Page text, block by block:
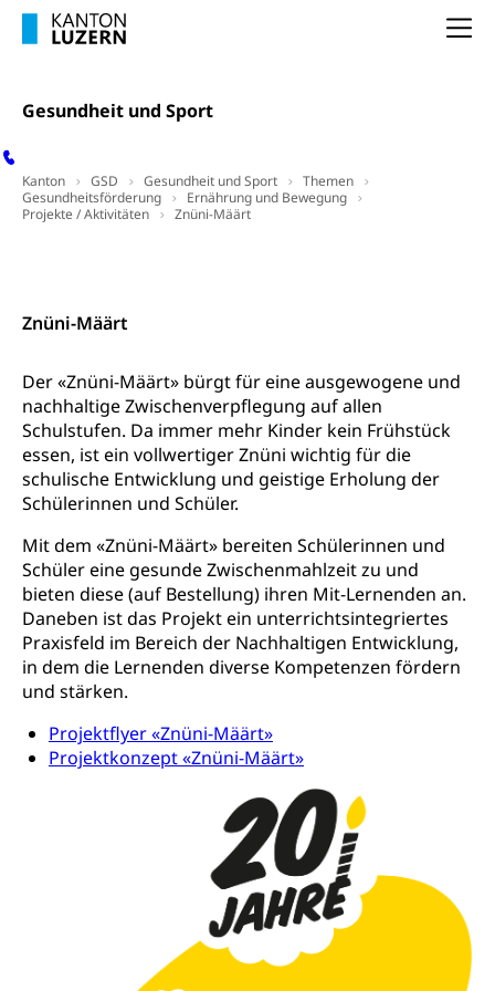
Gesundheit und Sport
Kanton GSD Gesundheit und Sport
Themen
Gesundheitsförderung
Ernährung und Bewegung
Projekte / Aktivitäten
Znüni-Määrt
Znüni-Määrt
Der «Znüni-Määrt» bürgt für eine ausgewogene und
nachhaltige Zwischenverpflegung auf allen
Schulstufen. Da immer mehr Kinder kein Frühstück
essen, ist ein vollwertiger Znüni wichtig für die
schulische Entwicklung und geistige Erholung der
Schülerinnen und Schüler.
Mit dem «Znüni-Määrt» bereiten Schülerinnen und
Schüler eine gesunde Zwischenmahlzeit zu und
bieten diese (auf Bestellung) ihren Mit-Lernenden an.
Daneben ist das Projekt ein unterrichtsintegriertes
Praxisfeld im Bereich der Nachhaltigen Entwicklung,
in dem die Lernenden diverse Kompetenzen fördern
und stärken.
Projektflyer «Znüni-Määrt»
Projektkonzept «Znüni-Määrt»
Prämienverbilligung (WAS Luzern)
Kranken- und Unfallversicherung
sichere Lebensmittel, Lebensmittelkontrolle,
Lebensmittelhygiene, Produktesicherheit
Lebensmittel
Gesundheitsvorsorge, Wellness, Unfallverhütung,
Sekundärprävention, Tertiärprävention
Suchtprävention
Gesundheitsversorgung
Mutterschaftsversicherung, Krankenversicherung,
Unfallversicherung, Invalidenversicherung,
Kranken- und Unfallversicherung
(gruezi.lu.ch)
Krankenversicherung (WAS Luzern)
Existenzsicherung - Sozialhilfe
Soziales und Gesellschaft (Dienststelle)
Opferhilfe
Arbeitslosenversicherung (WAS Luzern)
Invalidenversicherung (WAS Luzern)
Sucht und Drogen
Drogenabhängigkeit, Drogensucht,
Medikamentenabhängigkeit,
Arzneimittelabhängigkeit, Suchtkrankheit,
Drogenabhängige, Drogensüchtige,
Fachstelle Sucht Region Luzern
Drogen (Polizei)
Sucht
Gesundheitsversorgung
Gesundheitsversorgung, Spital, Pflegeinitiative,
Ambulant vor stationär, AVOS, Patientendossier
Gesundheitsversorgung
AHV / IV
Sozialversicherung, Vorsorgeeinrichtung,
Pensionskasse, erste Säule, zweite Säule, dritte
Ergänzungsleistungen, Altersvorsorge,
Hilfslosenentschädigung (WAS Luzern)
AHV-Hinterlassenenrente (WAS Luzern)
AHV-Beiträge (WAS Luzern)
Informationsstelle AHV/IV
Körperbehinderung, körperliche Behinderung,
geistige Behinderung, psychische Behinderung,
Erwerbsunfähigkeit, Behinderte